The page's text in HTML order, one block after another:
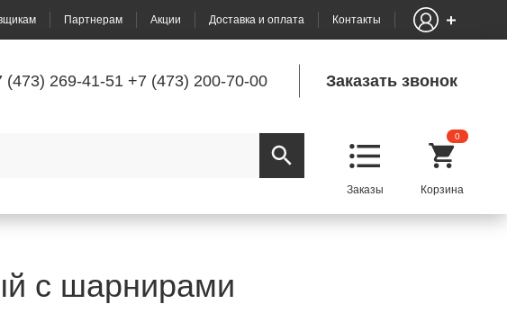
Партнерам Акции Доставка и оплата Контакты
(473) 269-41-51 +7 (473) 200-70-00 Заказать звонок
0
с шарнирами